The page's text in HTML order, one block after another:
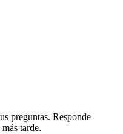
us preguntas. Responde
tarde.